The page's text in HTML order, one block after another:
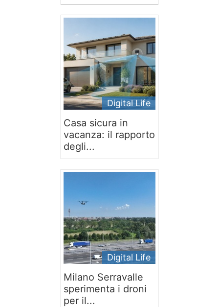
Digital Life
Casa sicura in
vacanza: il rapporto
degli...
Digital Life
Milano Serravalle
sperimenta i droni
per il...